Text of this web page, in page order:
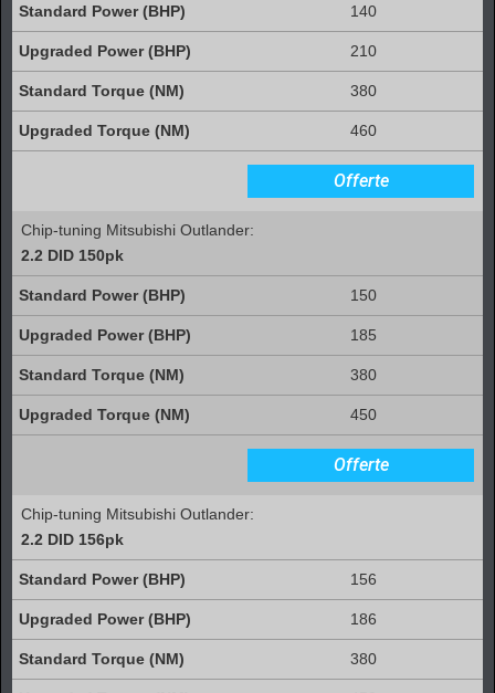
140
210
380
460
Offerte
Chip-tuning Mitsubishi Outlander:
2.2 DID 150pk
150
185
380
450
Offerte
Chip-tuning Mitsubishi Outlander:
2.2 DID 156pk
156
186
380